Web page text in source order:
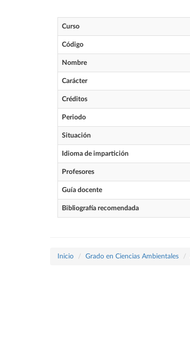
Curso
Código
Nombre
Carácter
Créditos
Periodo
Situación
Idioma de impartición
Profesores
Guía docente
Bibliografía recomendada
Inicio Grado en Ciencias Ambientales